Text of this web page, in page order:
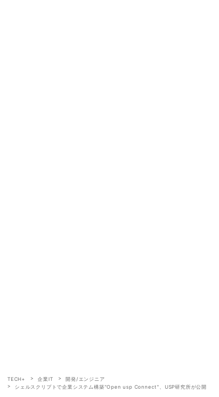
TECH+ 企業IT
開発/エンジニア
シェルスクリプトで企業システム構築"Open usp Connect"、USP研究所が公開